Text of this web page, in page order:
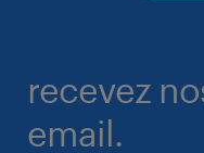
recevez
email.